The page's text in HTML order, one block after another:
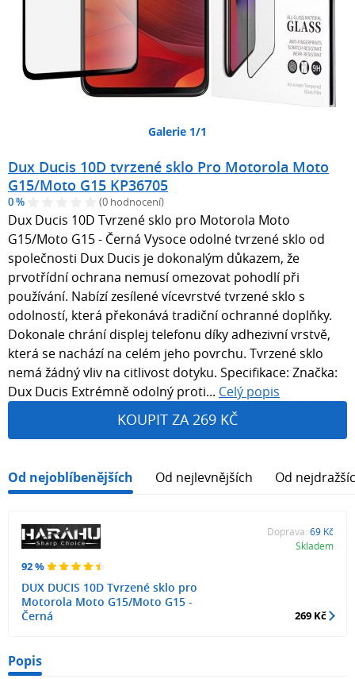
Galerie 1/1
Dux Ducis 10D tvrzené sklo Pro Motorola Moto
G15/Moto G15 KP36705
0 % (0 hodnocení)
Dux Ducis 10D Tvrzené sklo pro Motorola Moto
G15/Moto G15 - Černá Vysoce odolné tvrzené sklo od
společnosti Dux Ducis je dokonalým důkazem, že
prvotřídní ochrana nemusí omezovat pohodlí při
používání. Nabízí zesílené vícevrstvé tvrzené sklo s
odolností, která překonává tradiční ochranné doplňky.
Dokonale chrání displej telefonu díky adhezivní vrstvě,
která se nachází na celém jeho povrchu. Tvrzené sklo
nemá žádný vliv na citlivost dotyku. Specifikace: Značka:
Dux Ducis Extrémně odolný proti... Celý popis
KOUPIT ZA 269 KČ
Od nejoblíbenějších Od nejlevnějších Od
92 %
DUX DUCIS 10D Tvrzené sklo pro
Motorola Moto G15/Moto G15 -
Černá
Doprava: 69 Kč
Skladem
269 Kč
Popis